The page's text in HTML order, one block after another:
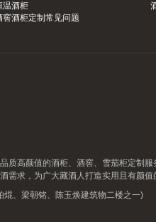
温酒柜
窖酒柜定制常见问题
质高颜值的酒柜、酒窖、雪茄柜定制
需求，为广大藏酒人打造实用且有颜值
、梁朝铭、陈玉焕建筑物二楼之一)